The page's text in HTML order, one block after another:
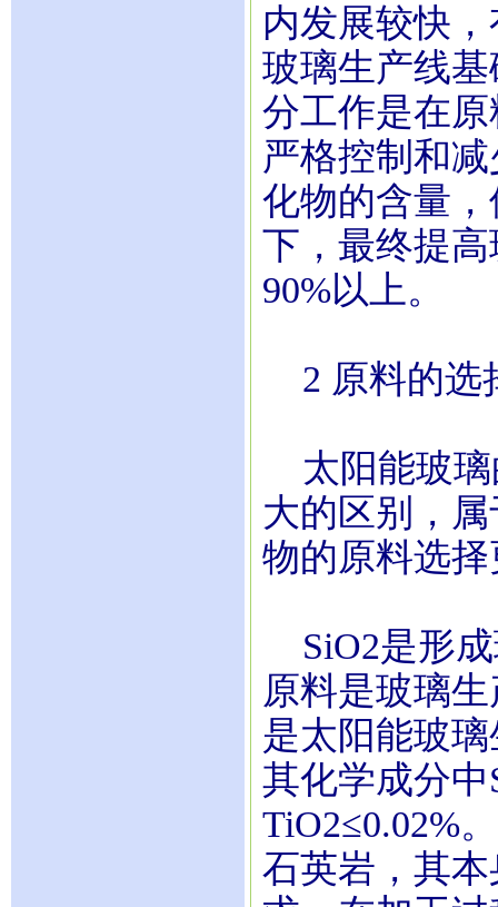
内发展较快
玻璃生产线
分工作是在
严格控制和
化物的含量，
下，最终提
90%以上。
2 原料的选
太阳能玻璃
大的区别，
物的原料选
SiO2是形成
原料是玻璃
是太阳能玻
其化学成分中
TiO2≤0.02%
石英岩，其